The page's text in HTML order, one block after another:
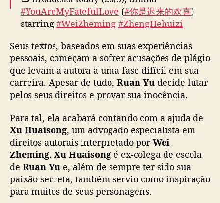
d
e
p
á
g
i
o
a
a
d
o
d
e
W
#YouAreMyFatefulLove (#你是迟来的欢喜)
starring #WeiZheming #ZhengHehuizi
#LiuXiaobei #ZhangMuxirelease new trailer
and poster.pic.twitter.com/I3hcBeSbnX
— Ultra Melon 🍉 (@ultra_melons)March 26,
2026
Seus textos, baseados em suas experiências
pessoais, começam a sofrer acusações de plágio
que levam a autora a uma fase difícil em sua
carreira. Apesar de tudo, Ruan Yu decide lutar
pelos seus direitos e provar sua inocência.
Para tal, ela acabará contando com a ajuda de
Xu Huaisong, um advogado especialista em
direitos autorais interpretado porWei
Zheming. Xu Huaisong é ex-colega de escola
de Ruan Yu e, além de sempre ter sido sua
paixão secreta, também serviu como inspiração
para muitos de seus personagens.